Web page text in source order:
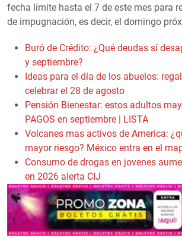
fecha límite hasta el 7 de este mes para
de impugnación, es decir, el domingo
Buró de Crédito: ¿Qué deudas sí
y septiembre?
Ideas para el día de los abuelos:
celebrar el 28 de agosto
Pensión Bienestar: estos adultos
PAGOS en septiembre | LISTA
Volcanes mas activos de America:
mayor riesgo? México entra en el
Consumo de drogas en jovenes
en 2026 alerta CIJ